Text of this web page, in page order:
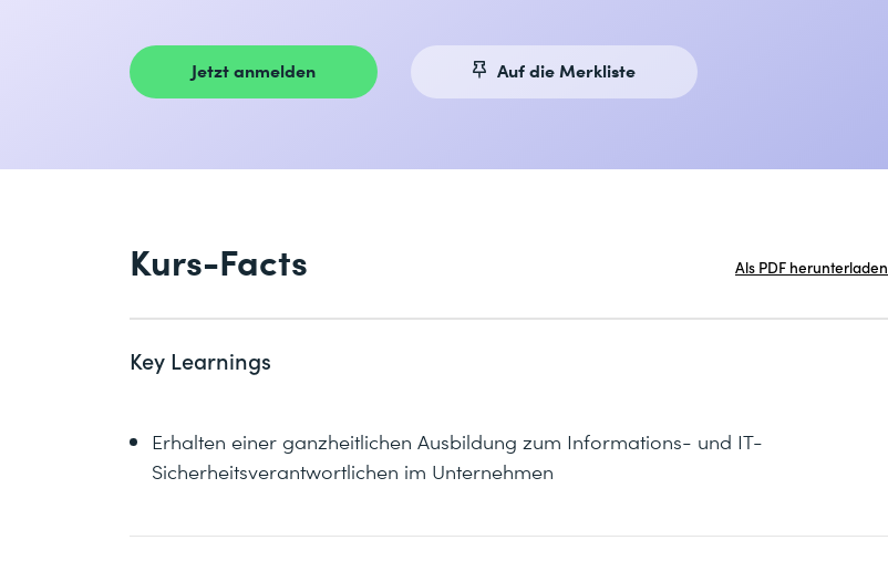
Jetzt anmelden Auf die Merkliste
Kurs-Facts Als PDF herunterladen
Key Learnings
Erhalten einer ganzheitlichen Ausbildung zum Informations- und IT-
Sicherheitsverantwortlichen im Unternehmen